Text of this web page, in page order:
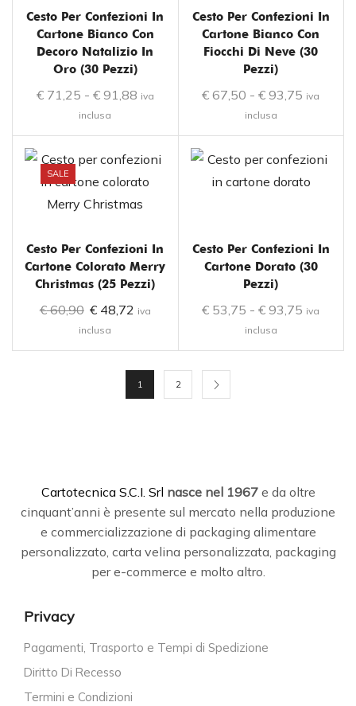
Cesto Per Confezioni In
Cartone Bianco Con
Decoro Natalizio In
Oro (30 Pezzi)
€71,25 - €91,88 iva
inclusa
Cesto Per Confezioni In
Cartone Bianco Con
Fiocchi Di Neve (30
Pezzi)
€ 67,50 - € 93,75 iva
inclusa
SALE
Cesto Per Confezioni In
Cartone Colorato Merry
Christmas (25 Pezzi)
€60,90 €48,72 iva
inclusa
Cesto Per Confezioni In
Cartone Dorato (30
Pezzi)
€ 53,75 - € 93,75 iva
inclusa
1 2
Cartotecnica S.C.I. Srl nasce nel 1967e da oltre
cinquant’anni è presente sul mercato nella produzione
e commercializzazione di packaging alimentare
personalizzato, carta velina personalizzata, packaging
per e-commerce e molto altro.
Privacy
Pagamenti, Trasporto e Tempi di Spedizione
Diritto Di Recesso
Termini e Condizioni